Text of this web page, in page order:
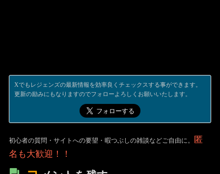
Xでもレジェンズの最新情報を効率良くチェックスする事ができます。
更新の励みにもなりますのでフォローよろしくお願いいたします。
初心者の質問・サイトへの要望・暇つぶしの雑談などご自由に。
匿
名も大歓迎！！